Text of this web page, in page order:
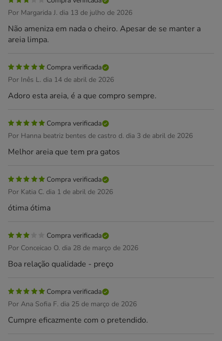
Por Margarida J. dia 13 de julho de 2026
Não ameniza em nada o cheiro. Apesar de se manter a
areia limpa.
Compra verificada
Por Inês L. dia 14 de abril de 2026
Adoro esta areia, é a que compro sempre.
Compra verificada
Por Hanna beatriz bentes de castro d. dia 3 de abril de 2026
Melhor areia que tem pra gatos
Compra verificada
Por Katia C. dia 1 de abril de 2026
ótima ótima
Compra verificada
Por Conceicao O. dia 28 de março de 2026
Boa relação qualidade - preço
Compra verificada
Por Ana Sofia F. dia 25 de março de 2026
Cumpre eficazmente com o pretendido.